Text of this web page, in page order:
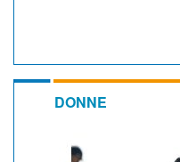
DONNE